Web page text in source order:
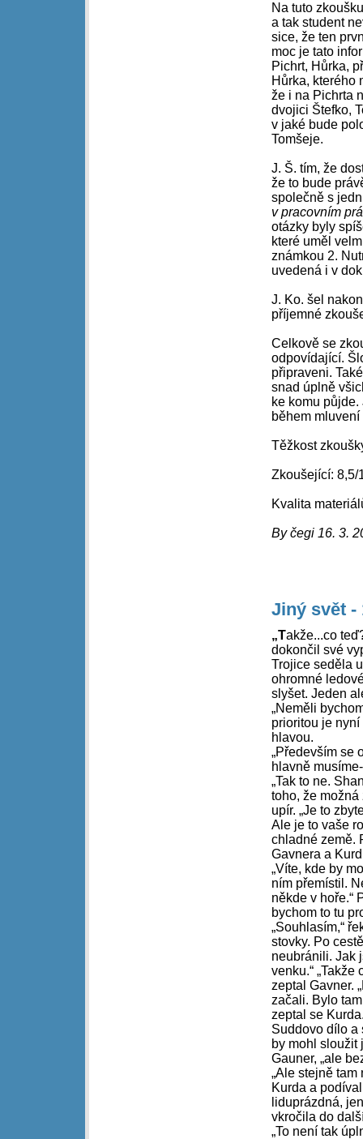
Na tuto
a tak student
sice, že ten
moc je tato
Pichrt, Hůrka,
Hůrka, kterého
že i na Pichrta
dvojici Štefko,
v jaké bude
Tomšeje.
J. Š. tím, že
že to bude
společně s
v pracovním
otázky byly
které uměl
známkou 2.
uvedená i v
J. Ko. šel
příjemné
Celkově se
odpovídající.
připraveni.
snad úplně
ke komu
během
Těžkost
Zkoušející: 8,5/
Kvalita
By čegi 16. 3.
Jiný svět -
„Takže...co
dokončil své
Trojice seděla
ohromné
slyšet. Jeden
„Neměli
prioritou je
hlavou.
„Především se
hlavně musíme-
„Tak to ne.
toho, že
upír. „Je to
Ale je to vaše
chladné země.
Gavnera a
„Víte, kde by
ním přemístil.
někde v hoře.“
bychom to tu
„Souhlasím,“
stovky. Po
neubránili. Jak
venku.“
zeptal Gavner.
začali. Bylo
zeptal se
Suddovo dílo a
by mohl sloužit
Gauner, „ale
„Ale stejně
Kurda a
liduprázdná,
vkročila do
„To není tak